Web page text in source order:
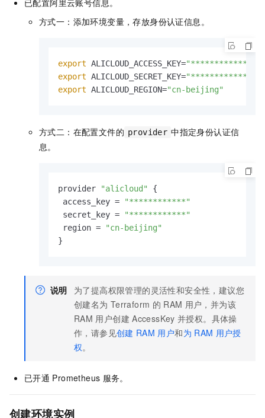
已配置阿里云账号信息。
方式一：添加环境变量，存放身份认证信息。
export ALICLOUD_ACCESS_KEY="************"
export ALICLOUD_SECRET_KEY="************"
export ALICLOUD_REGION="cn-beijing"
方式二：在配置文件的 provider 中指定身份认证信
息。
provider "alicloud"
{
access_key =
"************"
secret_key =
"************"
region =
"cn-beijing"
}
说明
为了提高权限管理的灵活性和安全性，建议您
创建名为 Terraform 的 RAM 用户，并为该
RAM 用户创建 AccessKey 并授权。具体操
作，请参见创建 RAM 用户和为 RAM 用户授
权。
已开通 Prometheus 服务。
创建环境实例